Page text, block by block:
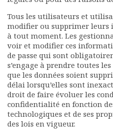
Tous les utilisateurs et
modifier ou supprimer leurs
à tout moment. Les
voir et modifier ces
de passe qui sont
s’engage à prendre toutes
que les données soient
délai lorsqu’elles sont
droit de faire évoluer les
confidentialité en fonction
technologiques et de ses
des lois en vigueur.